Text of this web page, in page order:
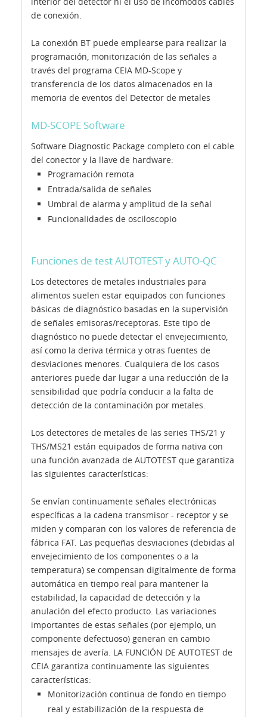
de conexión.
La conexión BT puede emplearse para realizar la
programación, monitorización de las señales a
través del programa CEIA MD-Scope y
transferencia de los datos almacenados en la
memoria de eventos del Detector de metales
MD-SCOPE Software
Software Diagnostic Package completo con el cable
del conector y la llave de hardware:
Programación remota
Entrada/salida de señales
Umbral de alarma y amplitud de la señal
Funcionalidades de osciloscopio
Funciones de test AUTOTEST y AUTO-QC
Los detectores de metales industriales para
alimentos suelen estar equipados con funciones
básicas de diagnóstico basadas en la supervisión
de señales emisoras/receptoras. Este tipo de
diagnóstico no puede detectar el envejecimiento,
así como la deriva térmica y otras fuentes de
desviaciones menores. Cualquiera de los casos
anteriores puede dar lugar a una reducción de la
sensibilidad que podría conducir a la falta de
detección de la contaminación por metales.
Los detectores de metales de las series THS/21 y
THS/MS21 están equipados de forma nativa con
una función avanzada de AUTOTEST que garantiza
las siguientes características:
Se envían continuamente señales electrónicas
específicas a la cadena transmisor - receptor y se
miden y comparan con los valores de referencia de
fábrica FAT. Las pequeñas desviaciones (debidas al
envejecimiento de los componentes o a la
temperatura) se compensan digitalmente de forma
automática en tiempo real para mantener la
estabilidad, la capacidad de detección y la
anulación del efecto producto. Las variaciones
importantes de estas señales (por ejemplo, un
componente defectuoso) generan en cambio
mensajes de avería. LA FUNCIÓN DE AUTOTEST de
CEIA garantiza continuamente las siguientes
características:
Monitorización continua de fondo en tiempo
real y estabilización de la respuesta de